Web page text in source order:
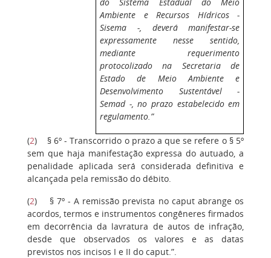
Ambiente e Recursos Hídricos -
Sisema -, deverá manifestar-se
expressamente nesse sentido,
mediante requerimento
protocolizado na Secretaria de
Estado de Meio Ambiente e
Desenvolvimento Sustentável -
Semad -, no prazo estabelecido em
regulamento.”
(2) § 6º - Transcorrido o prazo a que se refere o § 5º
sem que haja manifestação expressa do autuado, a
penalidade aplicada será considerada definitiva e
alcançada pela remissão do débito.
(2) § 7º - A remissão prevista no caput abrange os
acordos, termos e instrumentos congêneres firmados
em decorrência da lavratura de autos de infração,
desde que observados os valores e as datas
previstos nos incisos I e II do caput.”.